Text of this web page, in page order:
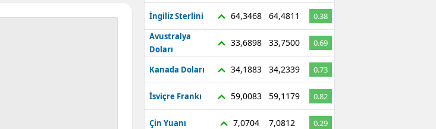
İngiliz Sterlini 64,3468 64,4811
0.38
Avustralya
Doları
33,6898 33,7500 0.69
Kanada Doları 34,1883 34,2339 0.73
İsviçre Frankı 59,0083 59,1179 0.82
Çin Yuanı 7,0704 7,0812 0.29